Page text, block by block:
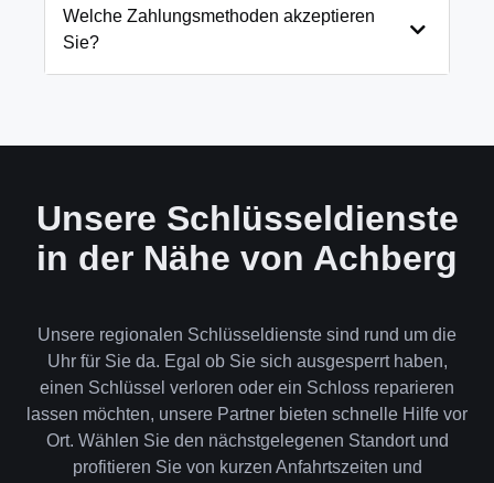
und öffnen Ihre Tür in 99% der Fälle
zerstörungsfrei. Nur in absoluten Ausnahmefällen,
Welche Zahlungsmethoden akzeptieren
Sie?
Unsere Schlüsseldienste
in der Nähe von Achberg
Unsere regionalen Schlüsseldienste sind rund um die
Uhr für Sie da. Egal ob Sie sich ausgesperrt haben,
einen Schlüssel verloren oder ein Schloss reparieren
lassen möchten, unsere Partner bieten schnelle Hilfe vor
Ort. Wählen Sie den nächstgelegenen Standort und
profitieren Sie von kurzen Anfahrtszeiten und